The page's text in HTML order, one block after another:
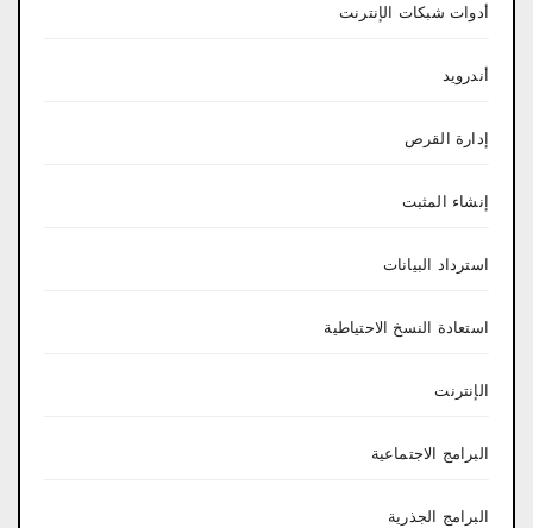
أدوات شبكات الإنترنت
أندرويد
إدارة القرص
إنشاء المثبت
استرداد البيانات
استعادة النسخ الاحتياطية
الإنترنت
البرامج الاجتماعية
البرامج الجذرية